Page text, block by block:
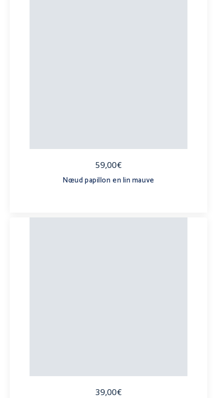
59,00€
Nœud papillon en lin mauve
39,00€